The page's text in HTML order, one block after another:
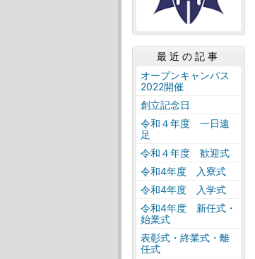
最近の記事
オープンキャンパス
2022開催
創立記念日
令和４年度 一日遠
足
令和４年度 歓迎式
令和4年度 入寮式
令和4年度 入学式
令和4年度 新任式・
始業式
表彰式・終業式・離
任式